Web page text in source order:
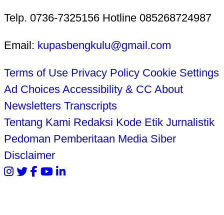
Telp. 0736-7325156 Hotline 085268724987
Email: kupasbengkulu@gmail.com
Terms of Use Privacy Policy Cookie Settings
Ad Choices Accessibility & CC About
Newsletters Transcripts
Tentang Kami Redaksi Kode Etik Jurnalistik
Pedoman Pemberitaan Media Siber
Disclaimer